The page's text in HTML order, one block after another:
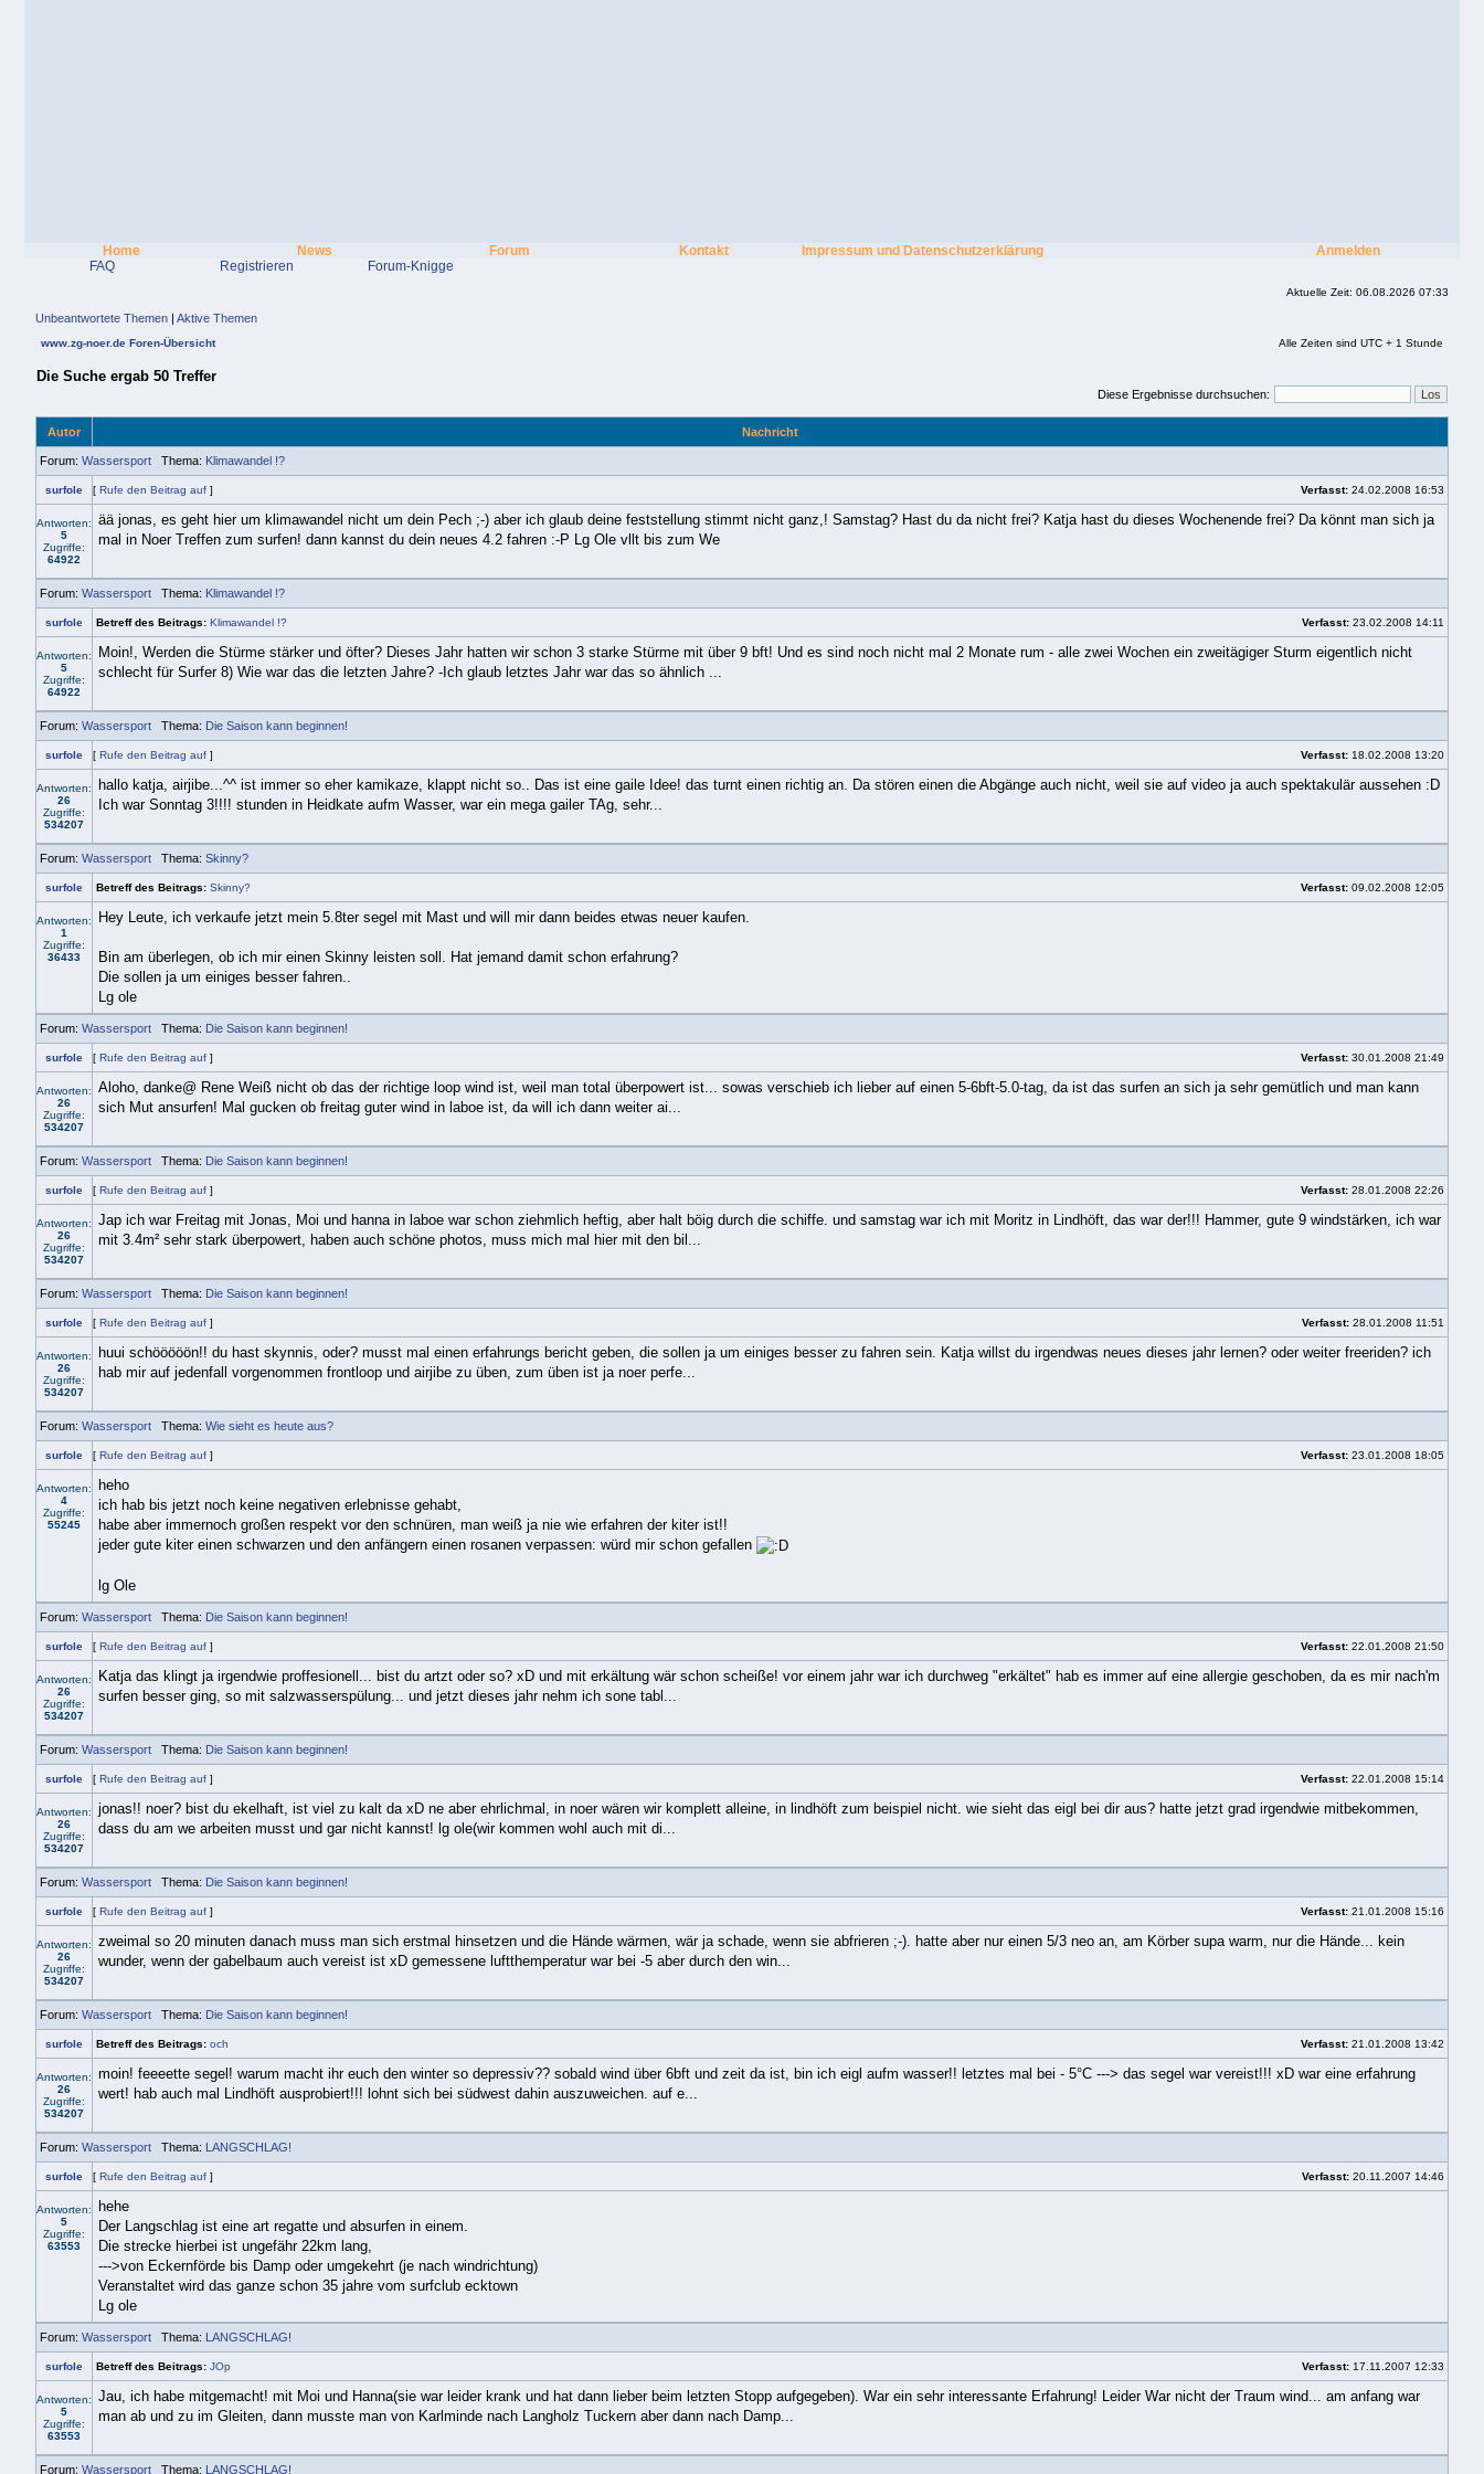
Home News Forum Kontakt Impressum und Datenschutzerklärung
Anmelden
FAQ
Registrieren Forum-Knigge
Aktuelle Zeit: 06.08.2026 07:33
Unbeantwortete Themen | Aktive Themen
www.zg-noer.de Foren-Übersicht Alle Zeiten sind UTC + 1 Stunde
Die Suche ergab 50 Treffer
Diese Ergebnisse durchsuchen:
Autor Nachricht
Forum: Wassersport Thema: Klimawandel !?
surfole [ Rufe den Beitrag auf ] Verfasst: 24.02.2008 16:53
Antworten:
5
Zugriffe:
64922
ää jonas, es geht hier um klimawandel nicht um dein Pech ;-) aber ich glaub deine feststellung stimmt nicht ganz,! Samstag? Hast du da nicht frei? Katja hast du dieses Wochenende frei? Da könnt man sich ja
mal in Noer Treffen zum surfen! dann kannst du dein neues 4.2 fahren :-P Lg Ole vllt bis zum We
Forum: Wassersport Thema: Klimawandel !?
surfole Betreff des Beitrags: Klimawandel !? Verfasst: 23.02.2008 14:11
Antworten:
5
Zugriffe:
64922
Moin!, Werden die Stürme stärker und öfter? Dieses Jahr hatten wir schon 3 starke Stürme mit über 9 bft! Und es sind noch nicht mal 2 Monate rum - alle zwei Wochen ein zweitägiger Sturm eigentlich nicht
schlecht für Surfer 8) Wie war das die letzten Jahre? -Ich glaub letztes Jahr war das so ähnlich ...
Forum: Wassersport Thema: Die Saison kann beginnen!
surfole [ Rufe den Beitrag auf ] Verfasst: 18.02.2008 13:20
Antworten:
26
Zugriffe:
534207
hallo katja, airjibe...^^ ist immer so eher kamikaze, klappt nicht so.. Das ist eine gaile Idee! das turnt einen richtig an. Da stören einen die Abgänge auch nicht, weil sie auf video ja auch spektakulär aussehen :D
Ich war Sonntag 3!!!! stunden in Heidkate aufm Wasser, war ein mega gailer TAg, sehr...
Forum: Wassersport Thema: Skinny?
surfole Betreff des Beitrags: Skinny? Verfasst: 09.02.2008 12:05
Antworten:
1
Zugriffe:
36433
Hey Leute, ich verkaufe jetzt mein 5.8ter segel mit Mast und will mir dann beides etwas neuer kaufen.
Bin am überlegen, ob ich mir einen Skinny leisten soll. Hat jemand damit schon erfahrung?
Die sollen ja um einiges besser fahren..
Lg ole
Forum: Wassersport Thema: Die Saison kann beginnen!
surfole [ Rufe den Beitrag auf ] Verfasst: 30.01.2008 21:49
Antworten:
26
Zugriffe:
534207
Aloho, danke@ Rene Weiß nicht ob das der richtige loop wind ist, weil man total überpowert ist... sowas verschieb ich lieber auf einen 5-6bft-5.0-tag, da ist das surfen an sich ja sehr gemütlich und man kann
sich Mut ansurfen! Mal gucken ob freitag guter wind in laboe ist, da will ich dann weiter ai...
Forum: Wassersport Thema: Die Saison kann beginnen!
surfole [ Rufe den Beitrag auf ] Verfasst: 28.01.2008 22:26
Antworten:
26
Zugriffe:
534207
Jap ich war Freitag mit Jonas, Moi und hanna in laboe war schon ziehmlich heftig, aber halt böig durch die schiffe. und samstag war ich mit Moritz in Lindhöft, das war der!!! Hammer, gute 9 windstärken, ich war
mit 3.4m² sehr stark überpowert, haben auch schöne photos, muss mich mal hier mit den bil...
Forum: Wassersport Thema: Die Saison kann beginnen!
surfole [ Rufe den Beitrag auf ] Verfasst: 28.01.2008 11:51
Antworten:
26
Zugriffe:
534207
huui schööööön!! du hast skynnis, oder? musst mal einen erfahrungs bericht geben, die sollen ja um einiges besser zu fahren sein. Katja willst du irgendwas neues dieses jahr lernen? oder weiter freeriden? ich
hab mir auf jedenfall vorgenommen frontloop und airjibe zu üben, zum üben ist ja noer perfe...
Forum: Wassersport Thema: Wie sieht es heute aus?
surfole [ Rufe den Beitrag auf ] Verfasst: 23.01.2008 18:05
Antworten:
4
Zugriffe:
55245
heho
ich hab bis jetzt noch keine negativen erlebnisse gehabt,
habe aber immernoch großen respekt vor den schnüren, man weiß ja nie wie erfahren der kiter ist!!
jeder gute kiter einen schwarzen und den anfängern einen rosanen verpassen: würd mir schon gefallen
lg Ole
Forum: Wassersport Thema: Die Saison kann beginnen!
surfole [ Rufe den Beitrag auf ] Verfasst: 22.01.2008 21:50
Antworten:
26
Zugriffe:
534207
Katja das klingt ja irgendwie proffesionell... bist du artzt oder so? xD und mit erkältung wär schon scheiße! vor einem jahr war ich durchweg "erkältet" hab es immer auf eine allergie geschoben, da es mir nach'm
surfen besser ging, so mit salzwasserspülung... und jetzt dieses jahr nehm ich sone tabl...
Forum: Wassersport Thema: Die Saison kann beginnen!
surfole [ Rufe den Beitrag auf ] Verfasst: 22.01.2008 15:14
Antworten:
26
Zugriffe:
534207
jonas!! noer? bist du ekelhaft, ist viel zu kalt da xD ne aber ehrlichmal, in noer wären wir komplett alleine, in lindhöft zum beispiel nicht. wie sieht das eigl bei dir aus? hatte jetzt grad irgendwie mitbekommen,
dass du am we arbeiten musst und gar nicht kannst! lg ole(wir kommen wohl auch mit di...
Forum: Wassersport Thema: Die Saison kann beginnen!
surfole [ Rufe den Beitrag auf ] Verfasst: 21.01.2008 15:16
Antworten:
26
Zugriffe:
534207
zweimal so 20 minuten danach muss man sich erstmal hinsetzen und die Hände wärmen, wär ja schade, wenn sie abfrieren ;-). hatte aber nur einen 5/3 neo an, am Körber supa warm, nur die Hände... kein
wunder, wenn der gabelbaum auch vereist ist xD gemessene luftthemperatur war bei -5 aber durch den win...
Forum: Wassersport Thema: Die Saison kann beginnen!
surfole Betreff des Beitrags: och Verfasst: 21.01.2008 13:42
Antworten:
26
Zugriffe:
534207
moin! feeeette segel! warum macht ihr euch den winter so depressiv?? sobald wind über 6bft und zeit da ist, bin ich eigl aufm wasser!! letztes mal bei - 5°C ---> das segel war vereist!!! xD war eine erfahrung
wert! hab auch mal Lindhöft ausprobiert!!! lohnt sich bei südwest dahin auszuweichen. auf e...
Forum: Wassersport Thema: LANGSCHLAG!
surfole [ Rufe den Beitrag auf ] Verfasst: 20.11.2007 14:46
Antworten:
5
Zugriffe:
63553
hehe
Der Langschlag ist eine art regatte und absurfen in einem.
Die strecke hierbei ist ungefähr 22km lang,
--->von Eckernförde bis Damp oder umgekehrt (je nach windrichtung)
Veranstaltet wird das ganze schon 35 jahre vom surfclub ecktown
Lg ole
Forum: Wassersport Thema: LANGSCHLAG!
surfole Betreff des Beitrags: JOp Verfasst: 17.11.2007 12:33
Antworten:
5
Zugriffe:
63553
Jau, ich habe mitgemacht! mit Moi und Hanna(sie war leider krank und hat dann lieber beim letzten Stopp aufgegeben). War ein sehr interessante Erfahrung! Leider War nicht der Traum wind... am anfang war
man ab und zu im Gleiten, dann musste man von Karlminde nach Langholz Tuckern aber dann nach Damp...
Forum: Wassersport Thema: LANGSCHLAG!